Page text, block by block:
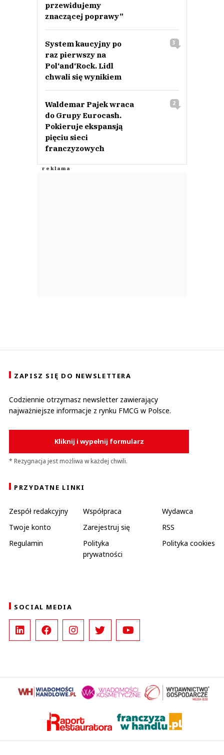
Prześlij komentarz
przewidujemy
znaczącej poprawy”
System kaucyjny po
raz pierwszy na
Pol‘and‘Rock. Lidl
chwali się wynikiem
3
Waldemar Pajek wraca
do Grupy Eurocash.
Pokieruje ekspansją
pięciu sieci
franczyzowych
2
ZAPISZ SIĘ DO NEWSLETTERA
Codziennie otrzymasz newsletter zawierający
najważniejsze informacje z rynku FMCG w Polsce.
Kliknij i wypełnij formularz
* Rezygnacja jest możliwa w każdej chwili.
PRZYDATNE LINKI
Zespół redakcyjny Współpraca
Wydawca
Twoje konto
Zarejestruj się
RSS
Regulamin
Polityka
prywatności
Polityka cookies
SOCIAL MEDIA